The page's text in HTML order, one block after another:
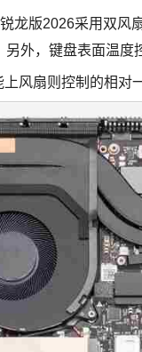
龙版2026采用双风
外，键盘表面温度
风扇则控制的相对